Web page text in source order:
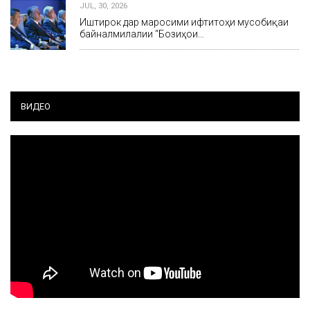
JUL, 30, 2026
Иштирок дар маросими ифтитоҳи мусобиқаи
байналмилалии “Бозиҳои…
ВИДЕО